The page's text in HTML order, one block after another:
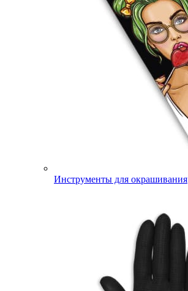
Инструменты для окрашивания